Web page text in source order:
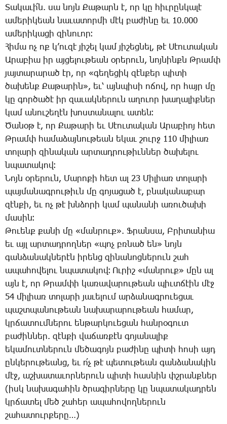
­Տա­կա­ւի՛ն. սա նոյն ­Քա­թարն է, որ կը հիւ­րըն­կա­լէ
ա­մե­րի­կեան նա­ւա­տոր­մի մէկ բա­ժի­նը եւ 10.000
ա­մե­րի­կա­ցի զի­նո­ւոր։
­Հի­մա ոչ ոք կ­’ու­զէ յի­շել կամ յի­շեց­նել, թէ ­Սէու­տա­կան
Ա­րա­բիա իր այ­ցե­լու­թեան օ­րե­րուն, նոյ­նինքն Թ­րամփ
յայ­տա­րա­րած էր, որ «գե­ղե­ցիկ զէն­քեր պի­տի
ծա­խենք ­Քա­թա­րին», եւ՝ այն­պի­սի ո­ճով, որ հայր մը
կը գոր­ծա­ծէ իր զա­ւակ­նե­րուն ա­ղո­ւոր խա­ղա­լիք­ներ
կամ ա­նու­շե­ղէն խոս­տա­նա­լու ա­տեն։
­Ծա­նօթ է, որ ­Քա­թա­րի եւ ­Սէու­տա­կան Ա­րա­բիոյ հետ
Թ­րամփ հա­մա­ձայ­նու­թեան ե­կաւ շուրջ 110 մի­լիառ
տո­լա­րի զի­նա­կան ար­տադ­րու­թիւն­ներ ծա­խե­լու
նպա­տա­կով։
­Նոյն օ­րե­րուն, ­Մա­րո­քի հետ ալ 23 ­Մի­լիառ տո­լա­րի
պայ­մա­նագ­րու­թիւն մը գո­յա­ցած է, բնա­կա­նա­բար
զէն­քի, եւ ոչ թէ խնձո­րի կամ պա­նա­նի ա­ռու­ծա­խի
մա­սին։
­Թո­ւենք քա­նի մը «ման­րուք». Ֆ­րան­սա, Բ­րի­տա­նիա
եւ այլ ար­տադ­րող­ներ «պոչ բռնած են» նոյն
գան­ձա­նակ­նե­րէն ի­րենց զի­նա­նոց­նե­րուն շահ
ա­պա­հո­վե­լու նպա­տա­կով։ Ու­րիշ «ման­րուք» մըն ալ
այն է, որ Թ­րամ­փի կա­ռա­վա­րու­թեան պիւտ­ճէին մէջ
54 մի­լիառ տո­լա­րի յա­ւե­լում ար­ձա­նագ­րո­ւե­ցաւ
պաշտ­պա­նու­թեան նա­խա­րա­րու­թեան հա­մար,
կրճա­տում­նե­րու են­թար­կո­ւե­ցան հան­րօ­գուտ
բա­ժին­ներ. զէն­քի վա­ճառ­քէն գո­յա­նա­լիք
ե­կա­մուտ­նե­րուն մե­ծա­գոյն բա­ժի­նը պի­տի հո­սի այդ
ըն­կե­րու­թեանց, եւ ո՛չ թէ պե­տու­թեան գան­ձա­նա­կին
մէջ, աշ­խա­տա­ւոր­նե­րուն պի­տի հաս­նին փշրանք­ներ
(իսկ նա­խա­գա­հին ծրա­գիր­նե­րը կը նպա­տա­կադ­րեն
կրճա­տել մեծ շա­հեր ա­պա­հո­վող­նե­րուն
շա­հա­տուր­քե­րը…)